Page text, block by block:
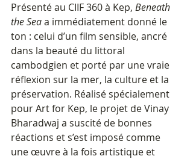
Présenté au CIIF 360 à Kep, Beneath
the Sea a immédiatement donné le
ton : celui d’un film sensible, ancré
dans la beauté du littoral
cambodgien et porté par une vraie
réflexion sur la mer, la culture et la
préservation. Réalisé spécialement
pour Art for Kep, le projet de Vinay
Bharadwaj a suscité de bonnes
réactions et s’est imposé comme
une œuvre à la fois artistique et